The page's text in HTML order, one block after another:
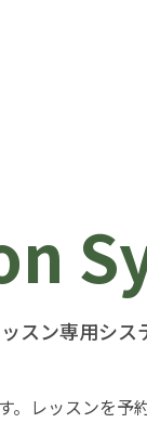
スン専用シス
レッスンを